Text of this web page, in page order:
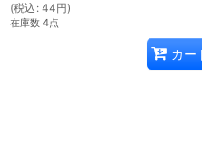
(税込 : 44円)
在庫数 4点
カー